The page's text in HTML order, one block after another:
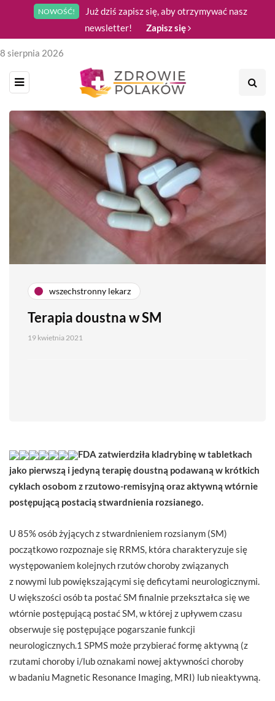
NOWOŚĆ!
Już dziś zapisz się, aby otrzymywać nasz
newsletter!
Zapisz się
8 sierpnia 2026
wszechstronny lekarz
Terapia doustna w SM
19 kwietnia 2021
FDA zatwierdziła kladrybinę w tabletkach
jako pierwszą i jedyną terapię doustną podawaną w krótkich
cyklach osobom z rzutowo-remisyjną oraz aktywną wtórnie
postępującą postacią stwardnienia rozsianego.
U 85% osób żyjących z stwardnieniem rozsianym (SM)
początkowo rozpoznaje się RRMS, która charakteryzuje się
występowaniem kolejnych rzutów choroby związanych
z nowymi lub powiększającymi się deficytami neurologicznymi.
U większości osób ta postać SM finalnie przekształca się we
wtórnie postępującą postać SM, w której z upływem czasu
obserwuje się postępujące pogarszanie funkcji
neurologicznych.1 SPMS może przybierać formę aktywną (z
rzutami choroby i/lub oznakami nowej aktywności choroby
w badaniu Magnetic Resonance Imaging, MRI) lub nieaktywną.